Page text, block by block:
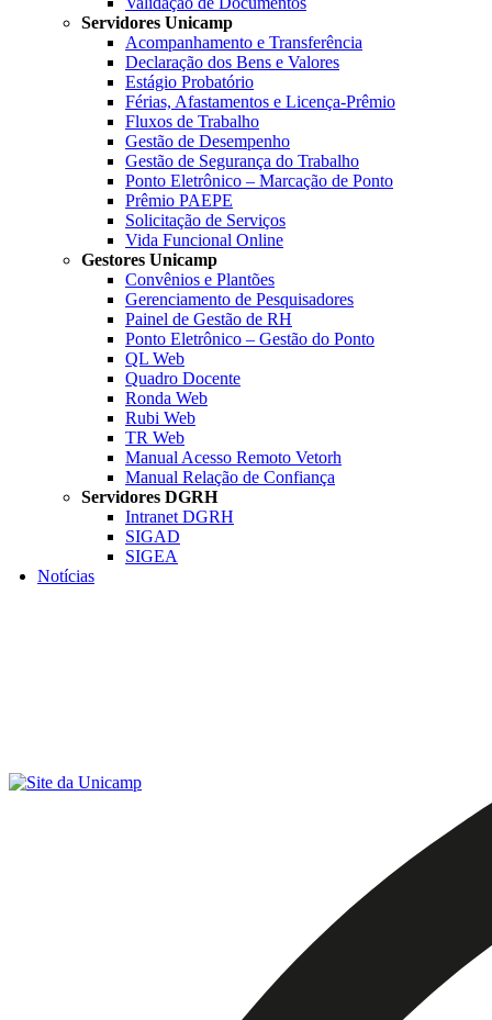
Servidores Unicamp
Acompanhamento e Transferência
Declaração dos Bens e Valores
Estágio Probatório
Férias, Afastamentos e Licença-Prêmio
Fluxos de Trabalho
Gestão de Desempenho
Gestão de Segurança do Trabalho
Ponto Eletrônico – Marcação de Ponto
Prêmio PAEPE
Solicitação de Serviços
Vida Funcional Online
Gestores Unicamp
Convênios e Plantões
Gerenciamento de Pesquisadores
Painel de Gestão de RH
Ponto Eletrônico – Gestão do Ponto
QL Web
Quadro Docente
Ronda Web
Rubi Web
TR Web
Manual Acesso Remoto Vetorh
Manual Relação de Confiança
Servidores DGRH
Intranet DGRH
SIGAD
SIGEA
Notícias